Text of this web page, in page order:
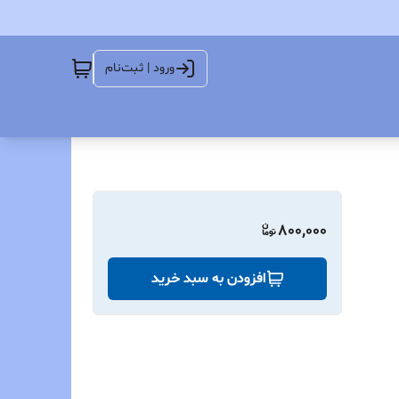
ورود | ثبت‌نام
800,000
افزودن به سبد خرید